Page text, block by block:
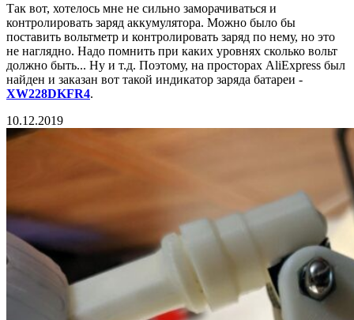
Так вот, хотелось мне не сильно заморачиваться и
контролировать заряд аккумулятора. Можно было бы
поставить вольтметр и контролировать заряд по нему, но это
не наглядно. Надо помнить при каких уровнях сколько вольт
должно быть... Ну и т.д. Поэтому, на просторах AliExpress был
найден и заказан вот такой индикатор заряда батареи -
XW228DKFR4.
10.12.2019